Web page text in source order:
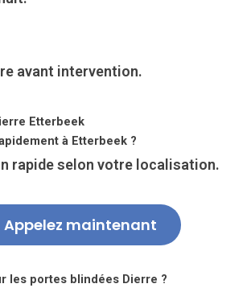
avant intervention.
Etterbeek
à Etterbeek ?
rapide selon votre localisation.
Appelez maintenant
les portes blindées Dierre ?